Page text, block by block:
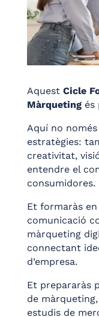
Aquest Cicle
Màrquetingés
Aquí no
estratègies:
creativitat,
entendre el
consumidores.
Et formaràs
comunicació
màrqueting
connectant
d’empresa.
Et prepararàs
de
estudis de